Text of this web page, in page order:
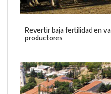
Revertir baja fertilidad en
productores